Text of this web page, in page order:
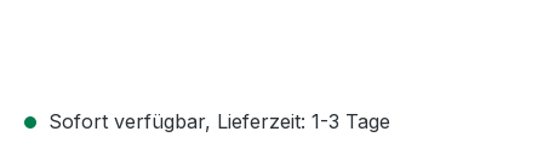
Sofort verfügbar, Lieferzeit: 1-3 Tage